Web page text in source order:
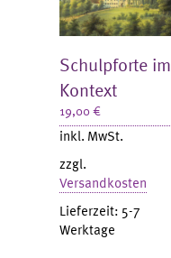
Schulpforte im
Kontext
19,00€
inkl. MwSt.
zzgl.
Versandkosten
Lieferzeit: 5-7
Werktage